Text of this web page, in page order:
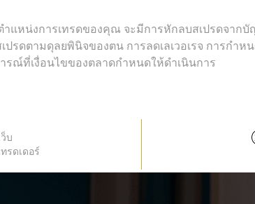
แหน่งการเทรดของคุณ จะมีการหักลบสเปรดจา
ปรดตามดุลยพินิจของตน การลดเลเวอเรจ การก
รณ์ที่เงื่อนไขของตลาดกำหนดให้ดำเนินการ
ว็บ
ทรดเดอร์